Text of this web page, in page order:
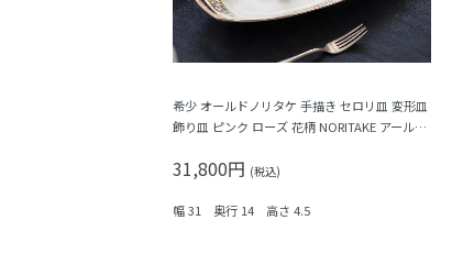
希少 オールドノリタケ 手描き セロリ皿 変形皿
飾り皿 ピンク ローズ 花柄 NORITAKE アールデ
31,800円 (税込)
幅 31 奥行 14 高さ 4.5